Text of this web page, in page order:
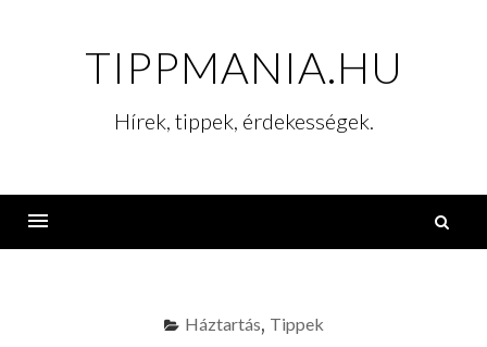
TIPPMANIA.HU
Hírek, tippek, érdekességek.
Háztartás, Tippek